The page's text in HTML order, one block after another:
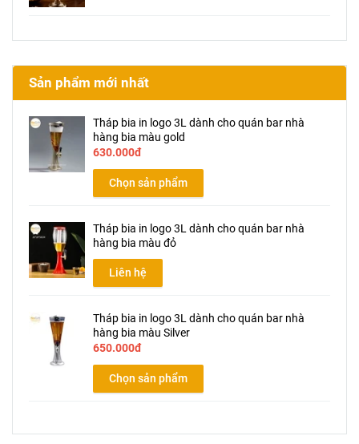
Sản phẩm mới nhất
Tháp bia in logo 3L dành cho quán bar nhà
hàng bia màu gold
630.000đ
Chọn sản phẩm
Tháp bia in logo 3L dành cho quán bar nhà
hàng bia màu đỏ
Liên hệ
Tháp bia in logo 3L dành cho quán bar nhà
hàng bia màu Silver
650.000đ
Chọn sản phẩm